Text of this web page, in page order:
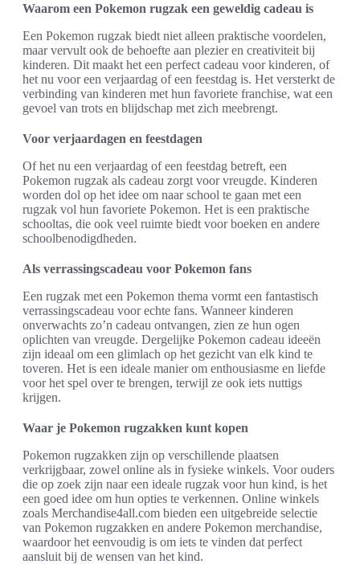
Waarom een Pokemon rugzak een geweldig cadeau is
Een Pokemon rugzak biedt niet alleen praktische voordelen,
maar vervult ook de behoefte aan plezier en creativiteit bij
kinderen. Dit maakt het een perfect cadeau voor kinderen, of
het nu voor een verjaardag of een feestdag is. Het versterkt de
verbinding van kinderen met hun favoriete franchise, wat een
gevoel van trots en blijdschap met zich meebrengt.
Voor verjaardagen en feestdagen
Of het nu een verjaardag of een feestdag betreft, een
Pokemon rugzak als cadeau zorgt voor vreugde. Kinderen
worden dol op het idee om naar school te gaan met een
rugzak vol hun favoriete Pokemon. Het is een praktische
schooltas, die ook veel ruimte biedt voor boeken en andere
schoolbenodigdheden.
Als verrassingscadeau voor Pokemon fans
Een rugzak met een Pokemon thema vormt een fantastisch
verrassingscadeau voor echte fans. Wanneer kinderen
onverwachts zo’n cadeau ontvangen, zien ze hun ogen
oplichten van vreugde. Dergelijke Pokemon cadeau ideeën
zijn ideaal om een glimlach op het gezicht van elk kind te
toveren. Het is een ideale manier om enthousiasme en liefde
voor het spel over te brengen, terwijl ze ook iets nuttigs
krijgen.
Waar je Pokemon rugzakken kunt kopen
Pokemon rugzakken zijn op verschillende plaatsen
verkrijgbaar, zowel online als in fysieke winkels. Voor ouders
die op zoek zijn naar een ideale rugzak voor hun kind, is het
een goed idee om hun opties te verkennen. Online winkels
zoals Merchandise4all.com bieden een uitgebreide selectie
van Pokemon rugzakken en andere Pokemon merchandise,
waardoor het eenvoudig is om iets te vinden dat perfect
aansluit bij de wensen van het kind.